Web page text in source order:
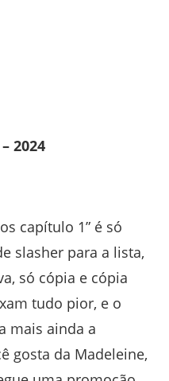
2024
capítulo 1” é só
slasher para a lista,
só cópia e cópia
tudo pior, e o
mais ainda a
gosta da Madeleine,